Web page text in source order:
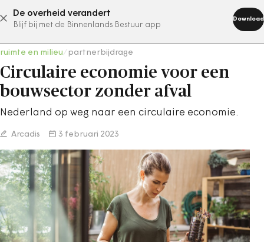
De overheid verandert
Blijf bij met de Binnenlands Bestuur app
Download
abonneer nu
ruimte en milieu partnerbijdrage
Circulaire economie voor een
bouwsector zonder afval
Nederland op weg naar een circulaire economie.
Arcadis 3 februari 2023